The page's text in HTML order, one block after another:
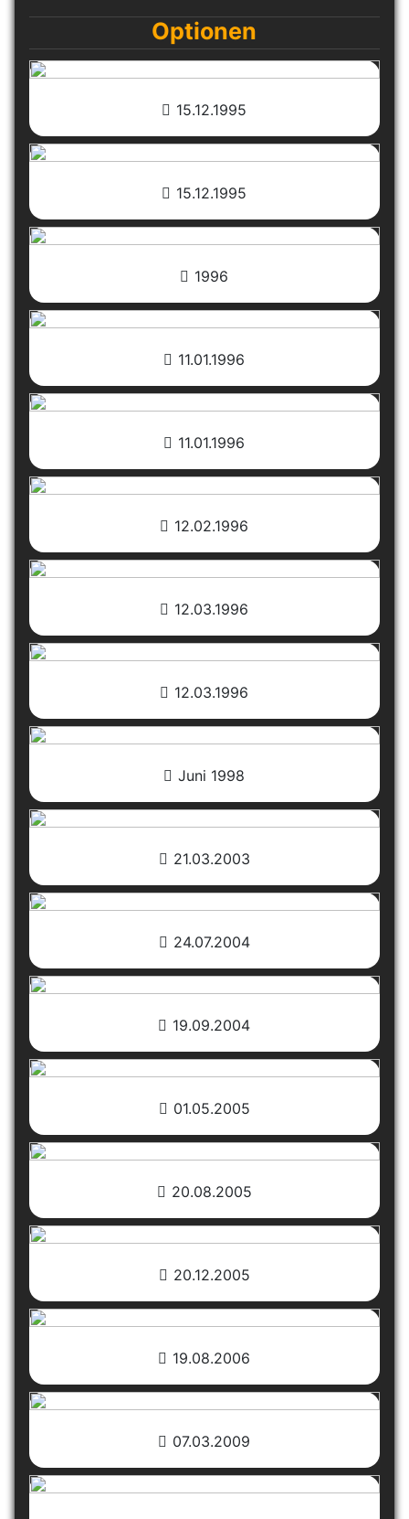
Optionen
15.12.1995
15.12.1995
1996
11.01.1996
11.01.1996
12.02.1996
12.03.1996
12.03.1996
Juni 1998
21.03.2003
24.07.2004
19.09.2004
01.05.2005
20.08.2005
20.12.2005
19.08.2006
07.03.2009